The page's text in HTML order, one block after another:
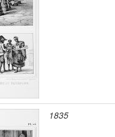
1835